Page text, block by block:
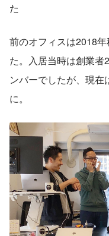
た
前のオフィスは2018
た。入居当時は創業者
ンバーでしたが、現
に。